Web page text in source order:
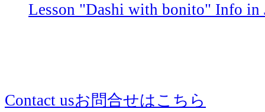
Lesson "Dashi with bonito" Info in
Contact usお問合せはこちら